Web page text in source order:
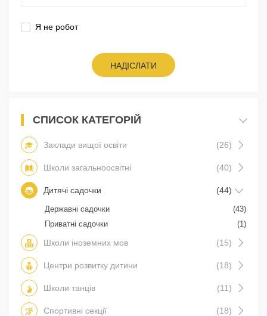
Я не робот
НАДІСЛАТИ
СПИСОК КАТЕГОРІЙ
Заклади вищої освіти (26)
Школи загальноосвітні (40)
Дитячі садочки (44)
Державні садочки
(43)
Приватні садочки
(1)
Школи іноземних мов (15)
Центри розвитку дитини (18)
Школи танців (11)
Спортивні секції (18)